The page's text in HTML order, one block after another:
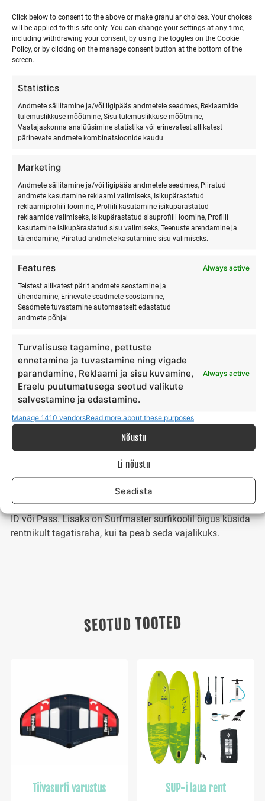
Click below to consent to the above or make granular choices. Your choices
will be applied to this site only. You can change your settings at any time,
including withdrawing your consent, by using the toggles on the Cookie
Policy, or by clicking on the manage consent button at the bottom of the
screen.
Statistics
Andmete säilitamine ja/või ligipääs andmetele seadmes, Reklaamide
tulemuslikkuse mõõtmine, Sisu tulemuslikkuse mõõtmine,
Vaatajaskonna analüüsimine statistika või erinevatest allikatest
pärinevate andmete kombinatsioonide kaudu.
Marketing
Andmete säilitamine ja/või ligipääs andmetele seadmes, Piiratud
andmete kasutamine reklaami valimiseks, Isikupärastatud
reklaamiprofiili loomine, Profiili kasutamine isikupärastatud
reklaamide valimiseks, Isikupärastatud sisuprofiili loomine, Profiili
kasutamine isikupärastatud sisu valimiseks, Teenuste arendamine ja
täiendamine, Piiratud andmete kasutamine sisu valimiseks.
Features Always active
Teistest allikatest pärit andmete seostamine ja
ühendamine, Erinevate seadmete seostamine,
Seadmete tuvastamine automaatselt edastatud
andmete põhjal.
Turvalisuse tagamine, pettuste
ennetamine ja tuvastamine ning vigade
parandamine, Reklaami ja sisu kuvamine,
Eraelu puutumatusega seotud valikute
salvestamine ja edastamine.
Always active
Manage 1410 vendorsRead more about these purposes
Nõustu
Ei nõustu
Seadista
Meilt on võimalik surfivarustust rentida ka pikemaks
perioodiks. Selleks palun võtke meiega ühendust maili
teel või helistage, et saaksime teile teha sobiliku
Surfivarustuse renditingimused
suveperioodil vastavalt kokkuleppele Ranna Surfikülas või
Tallinnas kokkulepitud aadressil. Talveperioodil toimub
rendivarustuse väljastamine ja tagastamine eelneval
kokkuleppel.
Rendivarustuse väljastamisel peab rentnik veenduma, et
tagastama rendivarustuse samas seisus nagu see talle
väljastati. Rentnik vastutab täielikult kogu varustuse
seisundi eest ja vigastuste, hävimise või kaotsimineku
kogu varaline kahju.
Rentnik kinnitab surfivarustuse vastuvõtmisel, et ta omab
täielikult teadmisi ja kogemusi kuidas renditud
surfivarustus kokku panna, lahti võtta ja ohutult ning
sihtotstarbekalt kasutada. Rentnik kinnitab rendivara
vastuvõtmisel, et ta kasutab renditud vara
heaperemehelikult ja tagastab renditud surfivarustuse
õigel ajal. Vara müümine ja edasi rentimine kolmandatele
isikutele ei ole lubatud.
Rentimisel tuleb esitada rentnikul isikut tõendav dokument
ID või Pass. Lisaks on Surfmaster surfikoolil õigus küsida
rentnikult tagatisraha, kui ta peab seda vajalikuks.
SEOTUD TOOTED
Tiivasurfi varustus SUP-i laua rent